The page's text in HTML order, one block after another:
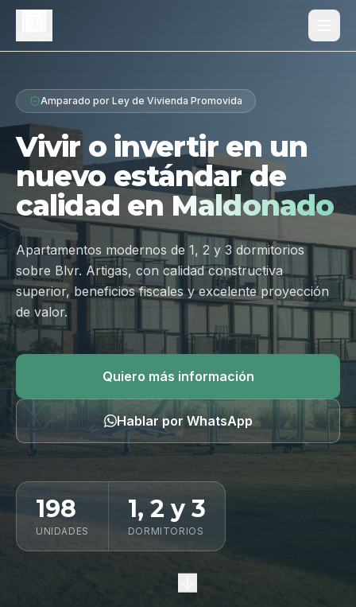
Proyecto
Diferenciales
Tipologías
Galería
Ubicación
Contacto
Hablar por WhatsApp
Amparado por Ley de Vivienda Promovida
Vivir o invertir en un
nuevo estándar de
calidad en Maldonado
Apartamentos modernos de 1, 2 y 3 dormitorios
sobre Blvr. Artigas, con calidad constructiva
superior, beneficios fiscales y excelente proyección
de valor.
Quiero más información
Hablar por WhatsApp
198
UNIDADES
1, 2 y 3
DORMITORIOS